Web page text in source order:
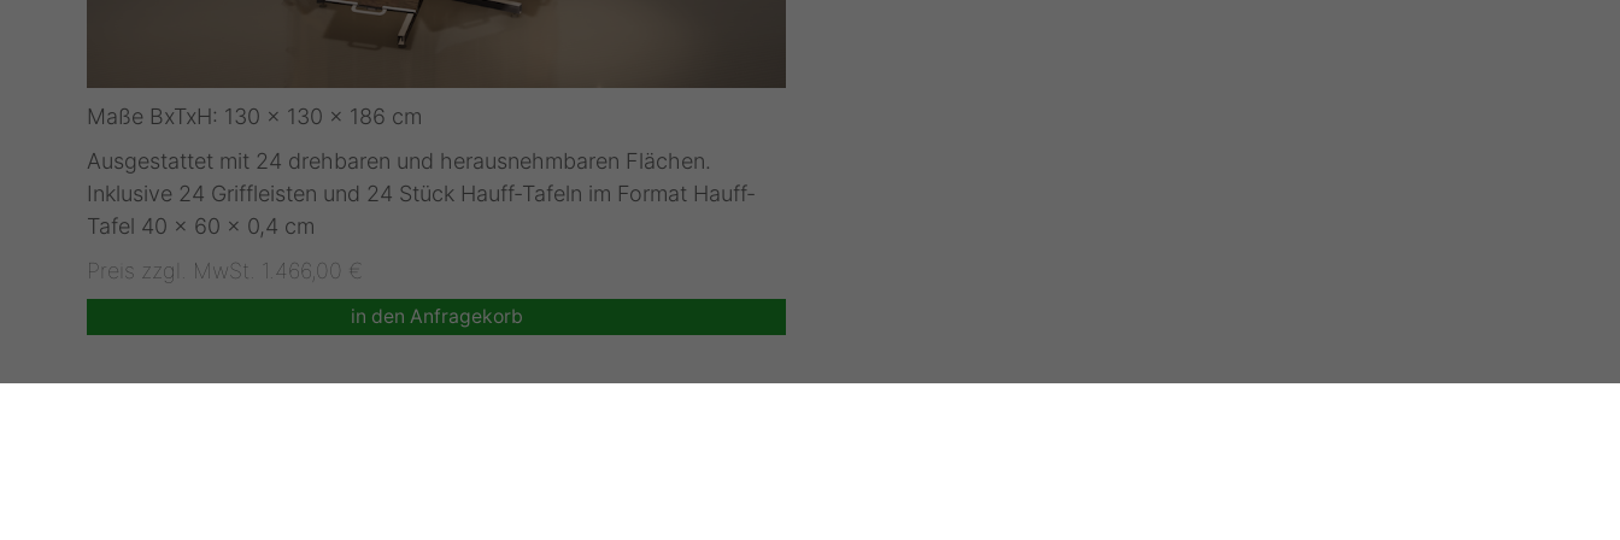
Maße BxTxH: 130 x 130 x 186 cm
Ausgestattet mit 24 drehbaren und herausnehmbaren Flächen.
Inklusive 24 Griffleisten und 24 Stück Hauff-Tafeln im Format Hauff-
Tafel 40 x 60 x 0,4 cm
Preis zzgl. MwSt. 1.466,00 €
in den Anfragekorb